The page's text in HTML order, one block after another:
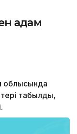
адам
облысында
табылды,